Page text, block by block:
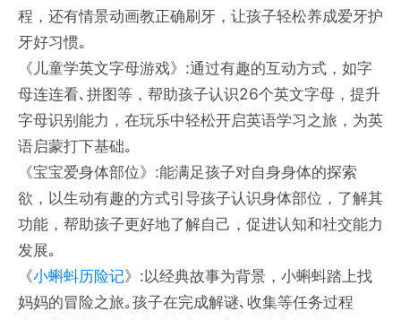
程，还有情景动画教正确刷牙，让孩子轻松养成爱牙护
牙好习惯｡
《儿童学英文字母游戏》:通过有趣的互动方式，如字
母连连看､拼图等，帮助孩子认识26个英文字母，提升
字母识别能力，在玩乐中轻松开启英语学习之旅，为英
语启蒙打下基础｡
《宝宝爱身体部位》:能满足孩子对自身身体的探索
欲，以生动有趣的方式引导孩子认识身体部位，了解其
功能，帮助孩子更好地了解自己，促进认知和社交能力
发展｡
《小蝌蚪历险记》:以经典故事为背景，小蝌蚪踏上找
妈妈的冒险之旅｡孩子在完成解谜､收集等任务过程